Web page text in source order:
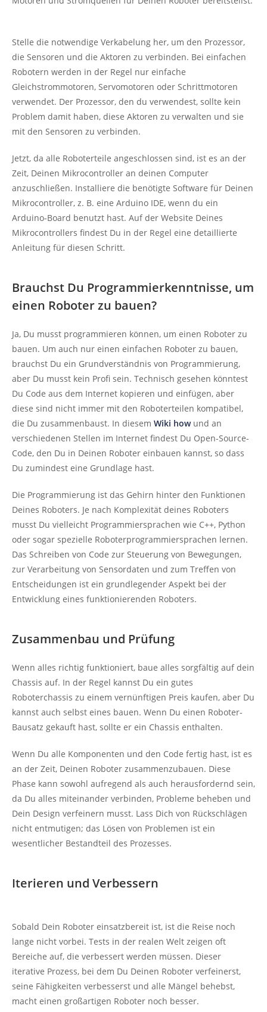
Stelle die notwendige Verkabelung her, um den Prozessor,
die Sensoren und die Aktoren zu verbinden. Bei einfachen
Robotern werden in der Regel nur einfache
Gleichstrommotoren, Servomotoren oder Schrittmotoren
verwendet. Der Prozessor, den du verwendest, sollte kein
Problem damit haben, diese Aktoren zu verwalten und sie
mit den Sensoren zu verbinden.
Jetzt, da alle Roboterteile angeschlossen sind, ist es an der
Zeit, Deinen Mikrocontroller an deinen Computer
anzuschließen. Installiere die benötigte Software für Deinen
Mikrocontroller, z. B. eine Arduino IDE, wenn du ein
Arduino-Board benutzt hast. Auf der Website Deines
Mikrocontrollers findest Du in der Regel eine detaillierte
Anleitung für diesen Schritt.
Brauchst Du Programmierkenntnisse, um
einen Roboter zu bauen?
Ja, Du musst programmieren können, um einen Roboter zu
bauen. Um auch nur einen einfachen Roboter zu bauen,
brauchst Du ein Grundverständnis von Programmierung,
aber Du musst kein Profi sein. Technisch gesehen könntest
Du Code aus dem Internet kopieren und einfügen, aber
diese sind nicht immer mit den Roboterteilen kompatibel,
die Du zusammenbaust. In diesem Wiki howund an
verschiedenen Stellen im Internet findest Du Open-Source-
Code, den Du in Deinen Roboter einbauen kannst, so dass
Du zumindest eine Grundlage hast.
Die Programmierung ist das Gehirn hinter den Funktionen
Deines Roboters. Je nach Komplexität deines Roboters
musst Du vielleicht Programmiersprachen wie C++, Python
oder sogar spezielle Roboterprogrammiersprachen lernen.
Das Schreiben von Code zur Steuerung von Bewegungen,
zur Verarbeitung von Sensordaten und zum Treffen von
Entscheidungen ist ein grundlegender Aspekt bei der
Entwicklung eines funktionierenden Roboters.
Zusammenbau und Prüfung
Wenn alles richtig funktioniert, baue alles sorgfältig auf dein
Chassis auf. In der Regel kannst Du ein gutes
Roboterchassis zu einem vernünftigen Preis kaufen, aber Du
kannst auch selbst eines bauen. Wenn Du einen Roboter-
Bausatz gekauft hast, sollte er ein Chassis enthalten.
Wenn Du alle Komponenten und den Code fertig hast, ist es
an der Zeit, Deinen Roboter zusammenzubauen. Diese
Phase kann sowohl aufregend als auch herausfordernd sein,
da Du alles miteinander verbinden, Probleme beheben und
Dein Design verfeinern musst. Lass Dich von Rückschlägen
nicht entmutigen; das Lösen von Problemen ist ein
wesentlicher Bestandteil des Prozesses.
Iterieren und Verbessern
Sobald Dein Roboter einsatzbereit ist, ist die Reise noch
lange nicht vorbei. Tests in der realen Welt zeigen oft
Bereiche auf, die verbessert werden müssen. Dieser
iterative Prozess, bei dem Du Deinen Roboter verfeinerst,
seine Fähigkeiten verbesserst und alle Mängel behebst,
macht einen großartigen Roboter noch besser.